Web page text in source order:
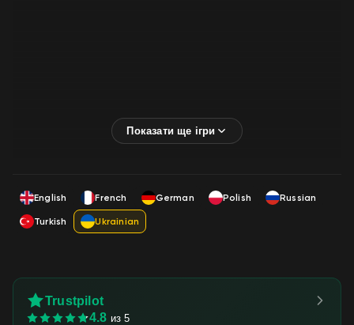
English French German Polish
Russian
Turkish
Ukrainian
Trustpilot
4.8 из 5